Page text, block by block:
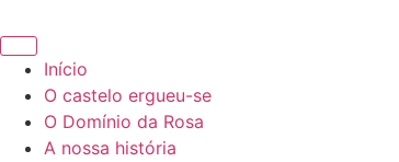
Início
O castelo ergueu-se
O Domínio da Rosa
A nossa história